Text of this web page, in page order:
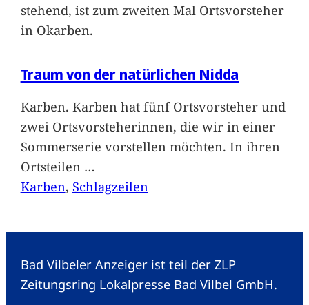
stehend, ist zum zweiten Mal Ortsvorsteher
in Okarben.
Traum von der natürlichen Nidda
Karben. Karben hat fünf Ortsvorsteher und
zwei Ortsvorsteherinnen, die wir in einer
Sommerserie vorstellen möchten. In ihren
Ortsteilen …
Karben, Schlagzeilen
Bad Vilbeler Anzeiger ist teil der ZLP
Zeitungsring Lokalpresse Bad Vilbel GmbH.